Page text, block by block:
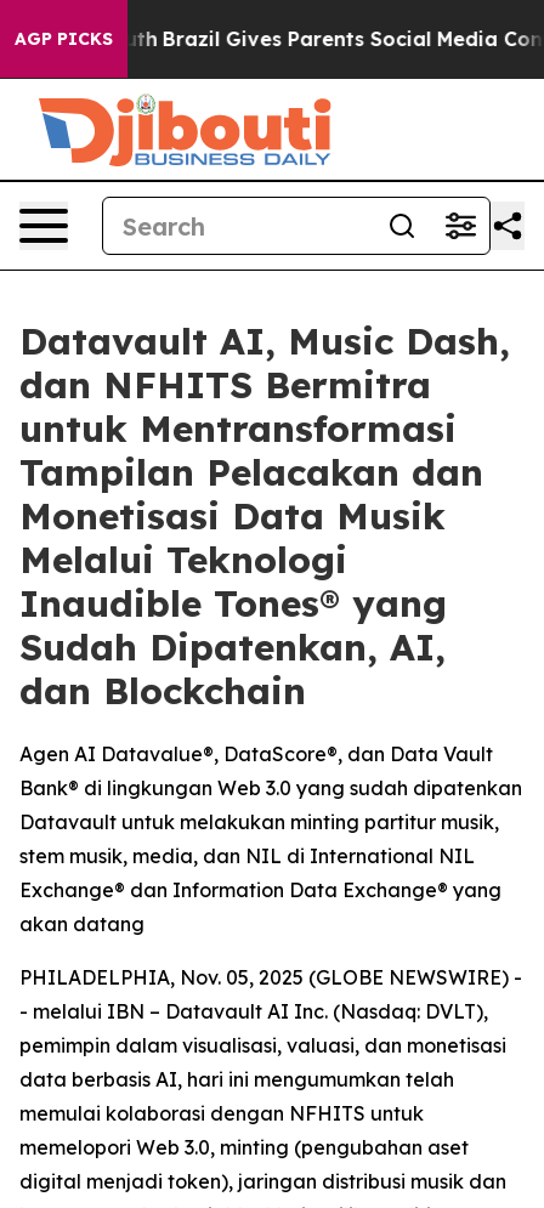
AGP PICKS
Youth Brazil Gives Parents Social Media Controls for
Datavault AI, Music Dash,
dan NFHITS Bermitra
untuk Mentransformasi
Tampilan Pelacakan dan
Monetisasi Data Musik
Melalui Teknologi
Inaudible Tones® yang
Sudah Dipatenkan, AI,
dan Blockchain
Agen AI Datavalue®, DataScore®, dan Data Vault
Bank® di lingkungan Web 3.0 yang sudah dipatenkan
Datavault untuk melakukan minting partitur musik,
stem musik, media, dan NIL di International NIL
Exchange® dan Information Data Exchange® yang
akan datang
PHILADELPHIA, Nov. 05, 2025 (GLOBE NEWSWIRE) -
- melalui IBN – Datavault AI Inc. (Nasdaq: DVLT),
pemimpin dalam visualisasi, valuasi, dan monetisasi
data berbasis AI, hari ini mengumumkan telah
memulai kolaborasi dengan NFHITS untuk
memelopori Web 3.0, minting (pengubahan aset
digital menjadi token), jaringan distribusi musik dan